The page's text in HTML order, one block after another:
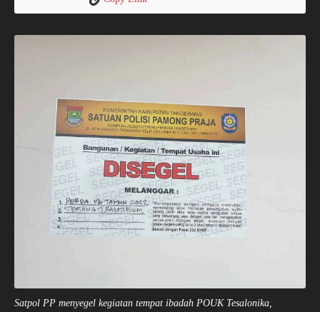
Satpol PP menyegel kegiatan tempat ibadah POUK Tesalonika,